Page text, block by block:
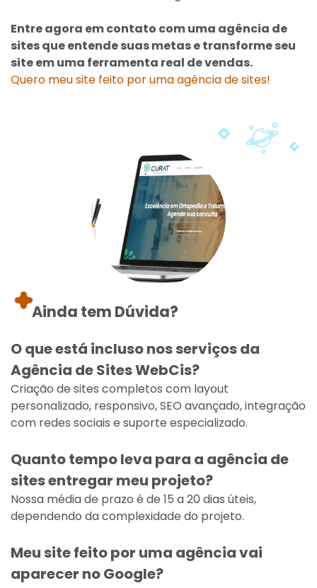
Entre agora em contato com uma agência de
sites que entende suas metas e transforme seu
site em uma ferramenta real de vendas.
Quero meu site feito por uma agência de sites!
Ainda tem Dúvida?
O que está incluso nos serviços da
Agência de Sites WebCis?
Criação de sites completos com layout
personalizado, responsivo, SEO avançado, integração
com redes sociais e suporte especializado.
Quanto tempo leva para a agência de
sites entregar meu projeto?
Nossa média de prazo é de 15 a 20 dias úteis,
dependendo da complexidade do projeto.
Meu site feito por uma agência vai
aparecer no Google?